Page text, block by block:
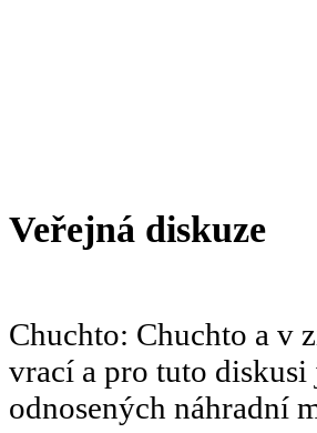
Veřejná diskuze
Chuchto: Chuchto a v
vrací a pro tuto
odnosených náhradní